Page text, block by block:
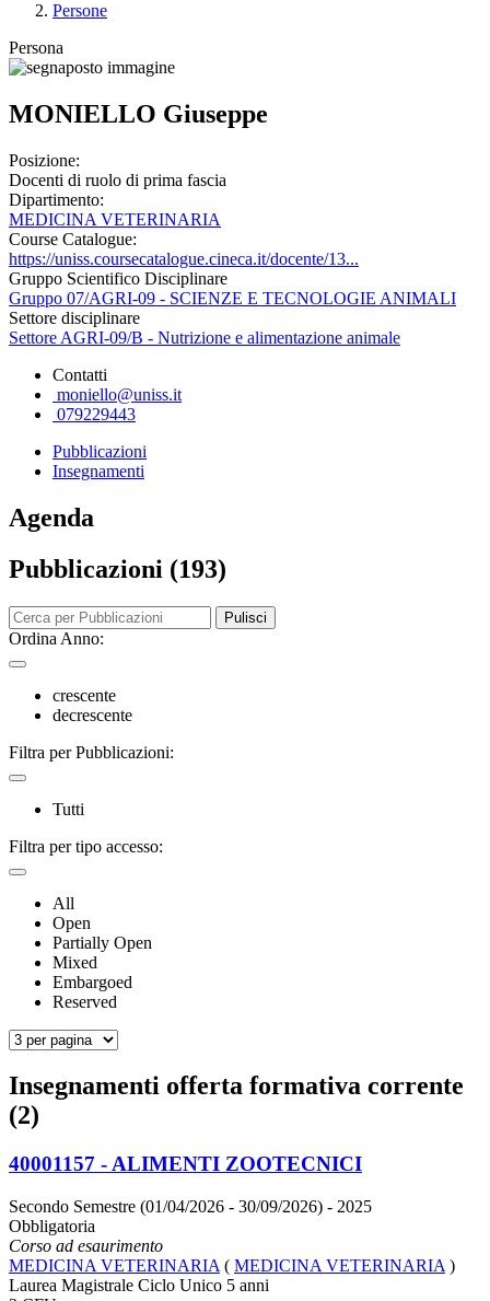
Persone
Persona
MONIELLO Giuseppe
Posizione:
Docenti di ruolo di prima fascia
Dipartimento:
MEDICINA VETERINARIA
Course Catalogue:
https://uniss.coursecatalogue.cineca.it/docente/13...
Gruppo Scientifico Disciplinare
Gruppo 07/AGRI-09 - SCIENZE E TECNOLOGIE ANIMALI
Settore disciplinare
Settore AGRI-09/B - Nutrizione e alimentazione animale
Contatti
moniello@uniss.it
079229443
Pubblicazioni
Insegnamenti
Agenda
Pubblicazioni (193)
Pulisci
Ordina Anno:
crescente
decrescente
Filtra per Pubblicazioni:
Tutti
Filtra per tipo accesso:
All
Open
Partially Open
Mixed
Embargoed
Reserved
Insegnamenti offerta formativa corrente
(2)
40001157 - ALIMENTI ZOOTECNICI
Secondo Semestre (01/04/2026 - 30/09/2026) - 2025
Obbligatoria
Corso ad esaurimento
MEDICINA VETERINARIA ( MEDICINA VETERINARIA )
Laurea Magistrale Ciclo Unico 5 anni